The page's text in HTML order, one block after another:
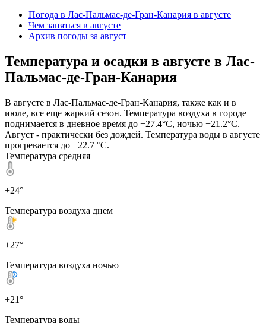
Погода в Лас-Пальмас-де-Гран-Канария в августе
Чем заняться в августе
Архив погоды за август
Температура и осадки в августе в Лас-
Пальмас-де-Гран-Канария
В августе в Лас-Пальмас-де-Гран-Канария, также как и в
июле, все еще жаркий сезон. Температура воздуха в городе
поднимается в дневное время до +27.4°C, ночью +21.2°C.
Август - практически без дождей. Температура воды в августе
прогревается до +22.7 °C.
Температура средняя
+24°
Температура воздуха днем
+27°
Температура воздуха ночью
+21°
Температура воды